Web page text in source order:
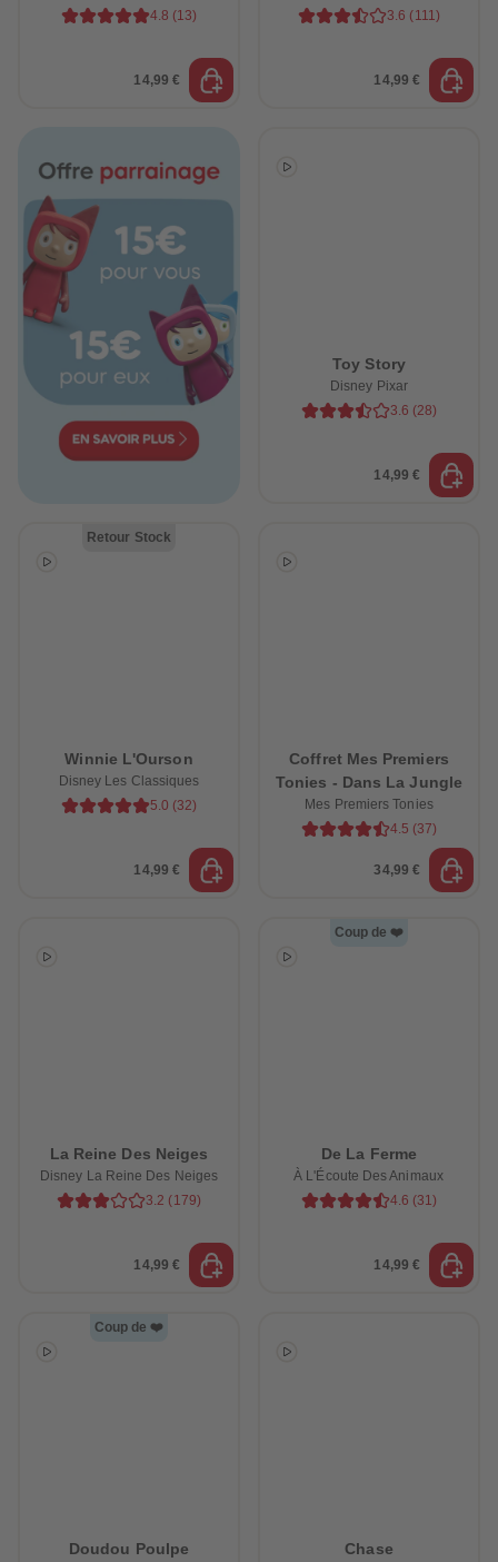
trottez avec nos
4.8 (13)
14,99 €
3.6 (111)
14,99 €
Toy Story
Disney Pixar
3.6 (28)
14,99 €
Retour Stock
Winnie L'Ourson
Disney Les Classiques
5.0 (32)
14,99 €
Coffret Mes Premiers
Tonies - Dans La Jungle
Mes Premiers Tonies
4.5 (37)
34,99 €
La Reine Des Neiges
Disney La Reine Des Neiges
3.2 (179)
14,99 €
Coup de ❤️
De La Ferme
À L'Écoute Des Animaux
4.6 (31)
14,99 €
Coup de ❤️
Doudou Poulpe Chase